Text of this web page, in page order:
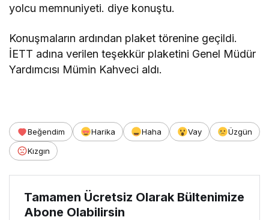
yolcu memnuniyeti. diye konuştu.
Konuşmaların ardından plaket törenine geçildi.
İETT adına verilen teşekkür plaketini Genel Müdür
Yardımcısı Mümin Kahveci aldı.
Beğendim Harika Haha Vay
Üzgün
Kızgın
Tamamen Ücretsiz Olarak Bültenimize
Abone Olabilirsin